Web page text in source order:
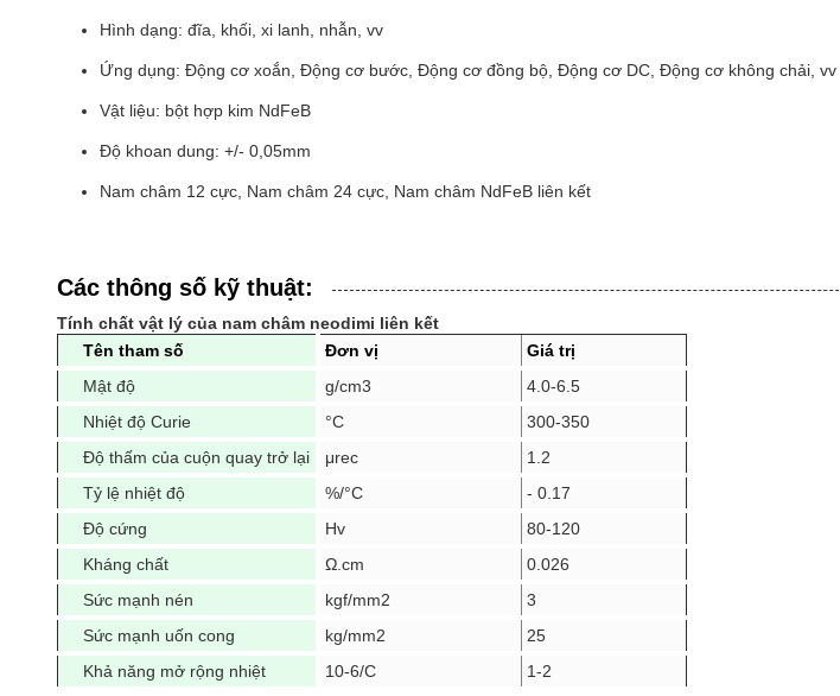
Hình dạng: đĩa, khối, xi lanh, nhẫn, vv
Ứng dụng: Động cơ xoắn, Động cơ bước, Động cơ đồng bộ, Động cơ DC, Động cơ không chải, vv
Vật liệu: bột hợp kim NdFeB
Độ khoan dung: +/- 0,05mm
Nam châm 12 cực, Nam châm 24 cực, Nam châm NdFeB liên kết
Các thông số kỹ thuật:
Tính chất vật lý của nam châm neodimi liên kết
Tên tham số
Đơn vị
Giá trị
Mật độ
g/cm3
4.0-6.5
Nhiệt độ Curie
°C
300-350
Độ thấm của cuộn quay trở lại
μrec
1.2
Tỷ lệ nhiệt độ
%/°C
- 0.17
Độ cứng
Hv
80-120
Kháng chất
Ω.cm
0.026
Sức mạnh nén
kgf/mm2
3
Sức mạnh uốn cong
kg/mm2
25
Khả năng mở rộng nhiệt
10-6/C 1-2